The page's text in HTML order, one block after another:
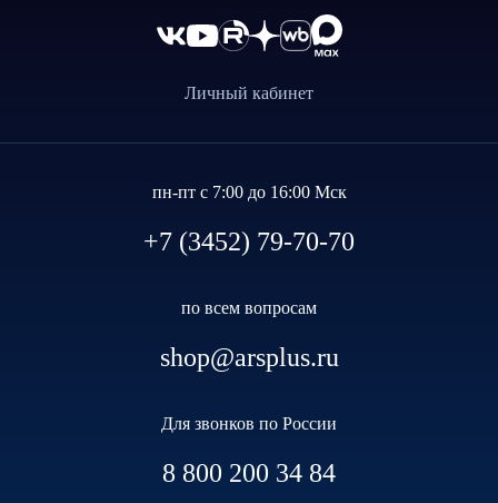
Личный кабинет
пн-пт с 7:00 до 16:00 Мск
+7 (3452) 79-70-70
по всем вопросам
shop@arsplus.ru
Для звонков по России
8 800 200 34 84